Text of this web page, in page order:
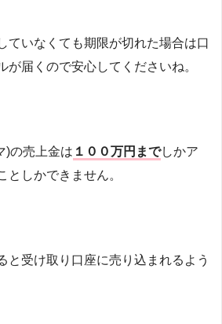
ていなくても期限が切れた場合は口
が届くので安心してくださいね。
)の売上金は １００万円までしかア
としかできません。
と受け取り口座に売り込まれるよう